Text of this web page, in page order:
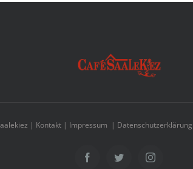
| Kontakt | Impressum | Datenschutzerklärung
FacebookTwitter Instagram